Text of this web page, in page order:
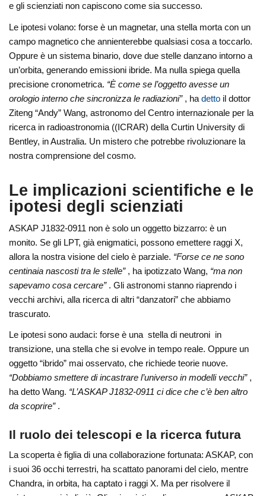
e gli scienziati non capiscono come sia successo.
Le ipotesi volano: forse è un magnetar, una stella morta con un
campo magnetico che annienterebbe qualsiasi cosa a toccarlo.
Oppure è un sistema binario, dove due stelle danzano intorno a
un’orbita, generando emissioni ibride. Ma nulla spiega quella
precisione cronometrica. “È come se l’oggetto avesse un
orologio interno che sincronizza le radiazioni” , ha detto il dottor
Ziteng “Andy” Wang, astronomo del Centro internazionale per la
ricerca in radioastronomia ((ICRAR) della Curtin University di
Bentley, in Australia. Un mistero che potrebbe rivoluzionare la
nostra comprensione del cosmo.
Le implicazioni scientifiche e le
ipotesi degli scienziati
ASKAP J1832-0911 non è solo un oggetto bizzarro: è un
monito. Se gli LPT, già enigmatici, possono emettere raggi X,
allora la nostra visione del cielo è parziale. “Forse ce ne sono
centinaia nascosti tra le stelle” , ha ipotizzato Wang, “ma non
sapevamo cosa cercare” . Gli astronomi stanno riaprendo i
vecchi archivi, alla ricerca di altri “danzatori” che abbiamo
trascurato.
Le ipotesi sono audaci: forse è una stella di neutroni in
transizione, una stella che si evolve in tempo reale. Oppure un
oggetto “ibrido” mai osservato, che richiede teorie nuove.
“Dobbiamo smettere di incastrare l’universo in modelli vecchi” ,
ha detto Wang. “L’ASKAP J1832-0911 ci dice che c’è ben altro
da scoprire” .
Il ruolo dei telescopi e la ricerca futura
La scoperta è figlia di una collaborazione fortunata: ASKAP, con
i suoi 36 occhi terrestri, ha scattato panorami del cielo, mentre
Chandra, in orbita, ha captato i raggi X. Ma per risolvere il